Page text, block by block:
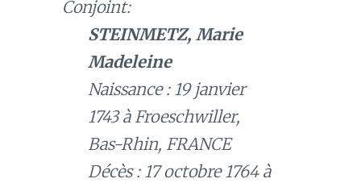
Conjoint:
STEINMETZ, Marie
Madeleine
Naissance : 19 janvier
1743 à Froeschwiller,
Bas-Rhin, FRANCE
Décès : 17 octobre 1764 à